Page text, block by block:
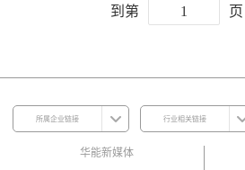
到第 页
所属企业链接 行业相关链接
华能新媒体